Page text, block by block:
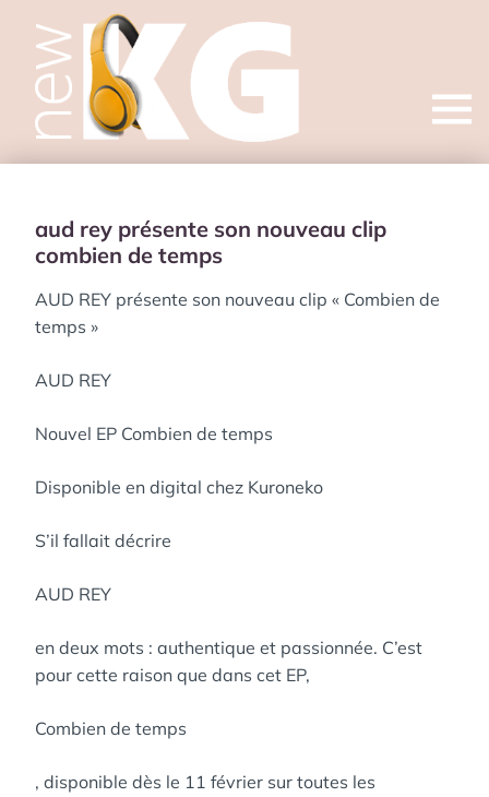
Open
aud rey présente son nouveau clip
combien de temps
AUD REY présente son nouveau clip « Combien de
temps »
AUD REY
Nouvel EP Combien de temps
Disponible en digital chez Kuroneko
S’il fallait décrire
AUD REY
en deux mots : authentique et passionnée. C’est
pour cette raison que dans cet EP,
Combien de temps
, disponible dès le 11 février sur toutes les